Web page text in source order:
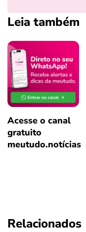
Leia também
Acesse o canal
gratuito
meutudo.notícias
Relacionados